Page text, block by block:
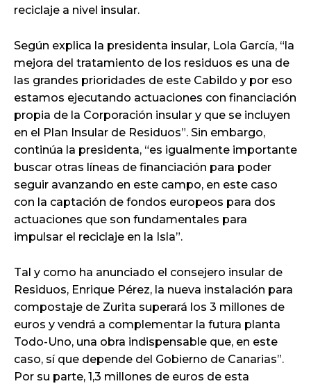
reciclaje a nivel insular.
Según explica la presidenta insular, Lola García, “la
mejora del tratamiento de los residuos es una de
las grandes prioridades de este Cabildo y por eso
estamos ejecutando actuaciones con financiación
propia de la Corporación insular y que se incluyen
en el Plan Insular de Residuos”. Sin embargo,
continúa la presidenta, “es igualmente importante
buscar otras líneas de financiación para poder
seguir avanzando en este campo, en este caso
con la captación de fondos europeos para dos
actuaciones que son fundamentales para
impulsar el reciclaje en la Isla”.
Tal y como ha anunciado el consejero insular de
Residuos, Enrique Pérez, la nueva instalación para
compostaje de Zurita superará los 3 millones de
euros y vendrá a complementar la futura planta
Todo-Uno, una obra indispensable que, en este
caso, sí que depende del Gobierno de Canarias”.
Por su parte, 1,3 millones de euros de esta